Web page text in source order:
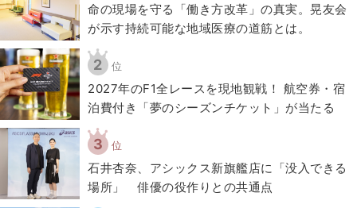
​命の現場を守る「働き方改革」の真実。晃友会
が示す持続可能な地域医療の道筋とは。
2 位
2027年のF1全レースを現地観戦！ 航空券・宿
泊費付き「夢のシーズンチケット」が当たる
3 位
石井杏奈、アシックス新旗艦店に「没入できる
場所」 俳優の役作りとの共通点